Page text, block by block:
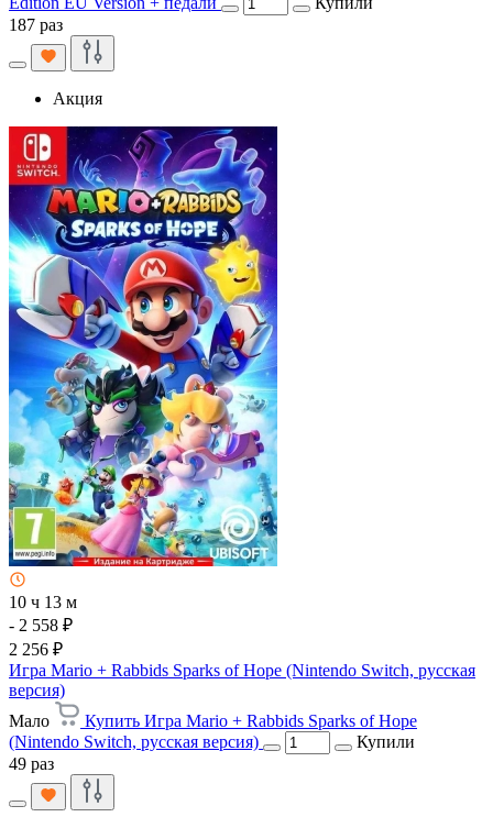
187 раз
Акция
10 ч 13 м
- 2 558 ₽
2 256 ₽
Игра Mario + Rabbids Sparks of Hope (Nintendo Switch, русская
версия)
Мало
Купить Игра Mario + Rabbids Sparks of Hope
(Nintendo Switch, русская версия)
Купили
49 раз